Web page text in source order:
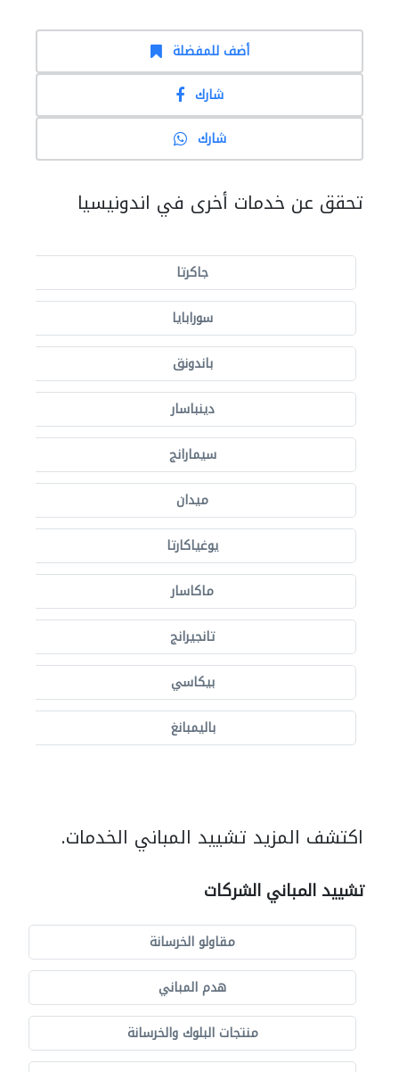
أضف للمفضلة
شارك
شارك
تحقق عن خدمات أخرى في اندونيسيا
جاكرتا
سورابايا
باندونق
دينباسار
سيمارانج
ميدان
يوغياكارتا
ماكاسار
تانجيرانج
بيكاسي
باليمبانغ
اكتشف المزيد تشييد المباني الخدمات.
تشييد المباني الشركات
مقاولو الخرسانة
هدم المباني
منتجات البلوك والخرسانة